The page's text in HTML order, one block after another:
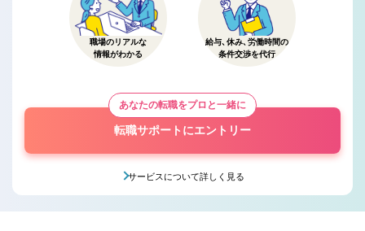
職場のリアルな
情報がわかる
給与、休み、労働時間の
条件交渉を代行
あなたの転職をプロと一緒に
転職サポートにエントリー
サービスについて詳しく見る